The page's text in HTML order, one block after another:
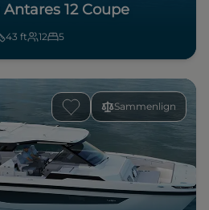
12 Coupe
43 ft 12 5
Sammenlign